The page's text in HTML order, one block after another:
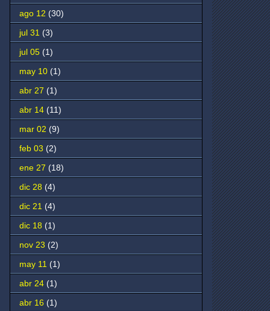
ago 12 (30)
jul 31 (3)
jul 05 (1)
may 10 (1)
abr 27 (1)
abr 14 (11)
mar 02 (9)
feb 03 (2)
ene 27 (18)
dic 28 (4)
dic 21 (4)
dic 18 (1)
nov 23 (2)
may 11 (1)
abr 24 (1)
abr 16 (1)